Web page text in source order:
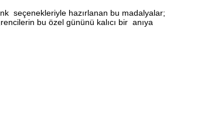
seçenekleriyle hazırlanan bu madalyalar;
bu özel gününü kalıcı bir anıya